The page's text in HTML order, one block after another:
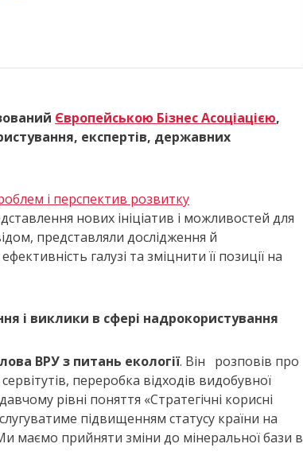
Європейською Бізнес Асоціацією,
експертів, державних
і перспектив розвитку
нових ініціатив і можливостей для
представляли дослідження й
галузі та зміцнити її позиції на
і виклики в сфері надрокористування
ВРУ з питань екології. Він розповів про
переробка відходів видобувної
рівні поняття «Стратегічні корисні
підвищенням статусу країни на
маємо прийняти зміни до мінеральної бази в